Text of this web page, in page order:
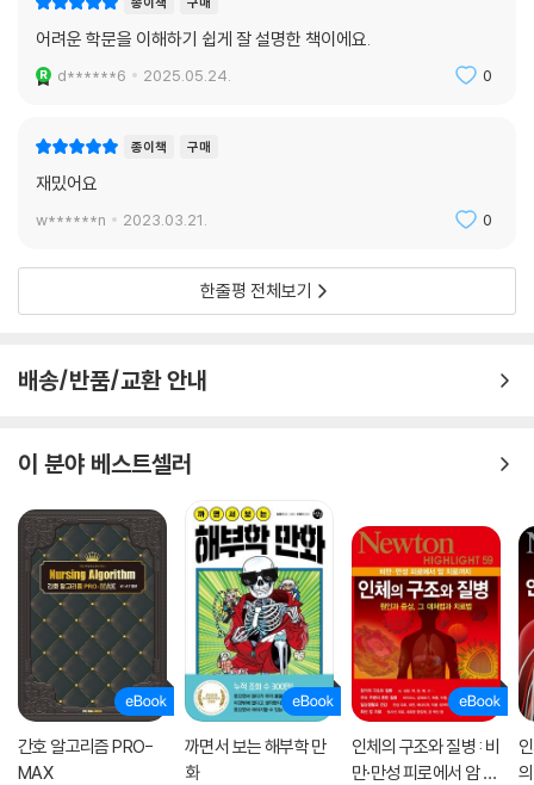
어려운 학문을 이해하기 쉽게 잘 설명한 책이에요.
d******6 2025.05.24. 0
종이책 구매
재밌어요
w******n 2023.03.21. 0
한줄평 전체보기
배송/반품/교환 안내
이 분야 베스트셀러
간호 알고리즘 PRO-
MAX
까면서 보는 해부학 만
화
인체의 구조와 질병 : 비
만·만성 피로에서 암 치